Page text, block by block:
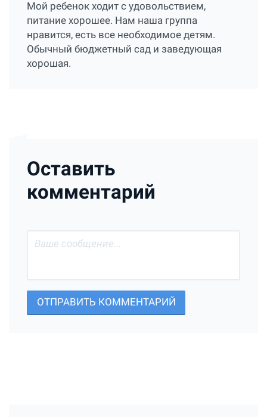
Мой ребенок ходит с удовольствием,
питание хорошее. Нам наша группа
нравится, есть все необходимое детям.
Обычный бюджетный сад и заведующая
хорошая.
Оставить
комментарий
ОТПРАВИТЬ КОММЕНТАРИЙ